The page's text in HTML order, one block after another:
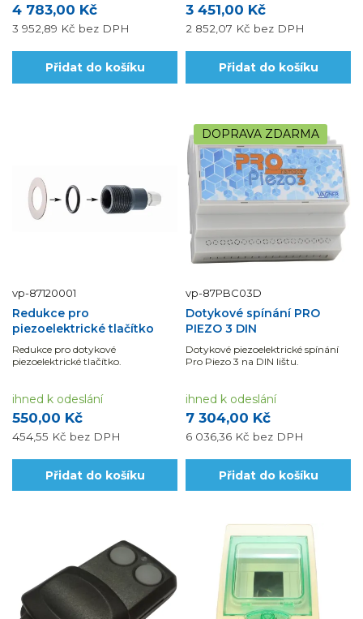
4 783,00 Kč
3 952,89 Kč bez DPH
Přidat do košíku
3 451,00 Kč
2 852,07 Kč bez DPH
Přidat do košíku
vp-87120001
Redukce pro
piezoelektrické tlačítko
Redukce pro dotykové
piezoelektrické tlačítko.
550,00 Kč
454,55 Kč bez DPH
ihned k odeslání
Přidat do košíku
DOPRAVA ZDARMA
vp-87PBC03D
Dotykové spínání PRO
PIEZO 3 DIN
Dotykové piezoelektrické spínání
Pro Piezo 3 na DIN lištu.
7 304,00 Kč
6 036,36 Kč bez DPH
ihned k odeslání
Přidat do košíku